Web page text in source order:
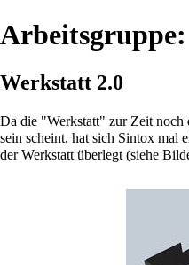
Werkstatt 2.0
Da die "Werkstatt" zur Zeit noch
sein scheint, hat sich Sintox mal
der Werkstatt überlegt (siehe